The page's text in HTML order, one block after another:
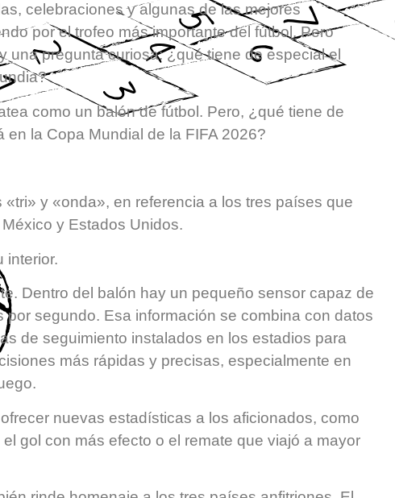
celebraciones y algunas de las mejores
por el trofeo más importante del fútbol. Pero
una pregunta curiosa: ¿qué tiene de especial el
como un balón de fútbol. Pero, ¿qué tiene de
en la Copa Mundial de la FIFA 2026?
y «onda», en referencia a los tres países que
y Estados Unidos.
interior.
Dentro del balón hay un pequeño sensor capaz de
por segundo. Esa información se combina con datos
de seguimiento instalados en los estadios para
más rápidas y precisas, especialmente en
nuevas estadísticas a los aficionados, como
gol con más efecto o el remate que viajó a mayor